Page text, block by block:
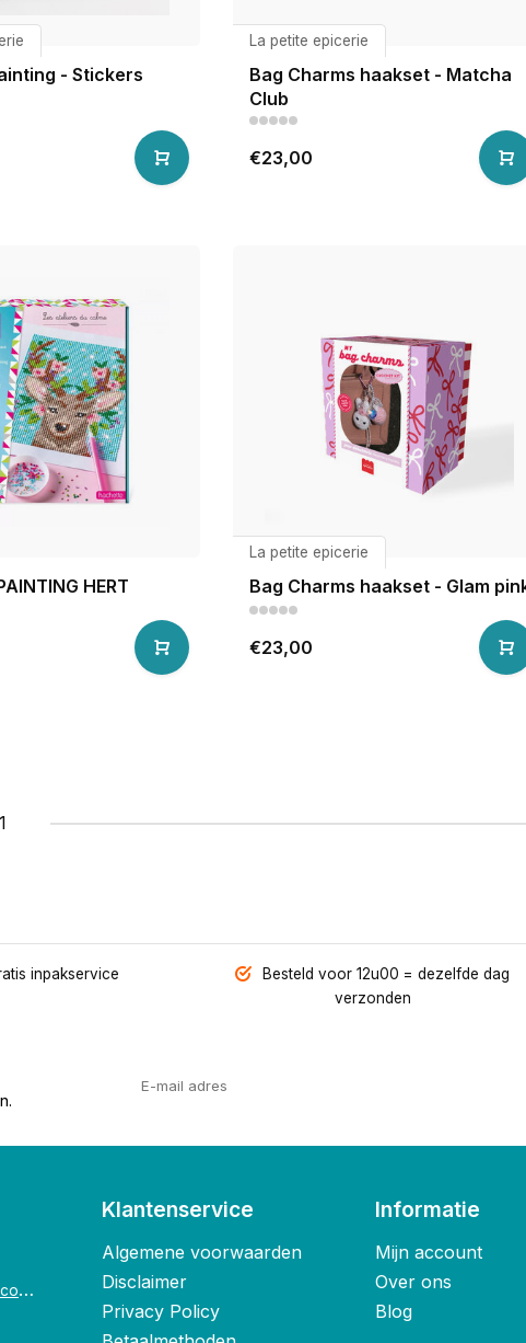
- Stickers
La petite epicerie
Bag Charms haakset - Matcha
Club
€23,00
HERT
La petite epicerie
Bag Charms haakset - Glam
€23,00
inpakservice
Besteld voor 12u00 = dezelfde dag
verzonden
o
ostende@foxandco.be
Klantenservice
Algemene voorwaarden
Disclaimer
Privacy Policy
Informatie
Mijn account
Over ons
Blog